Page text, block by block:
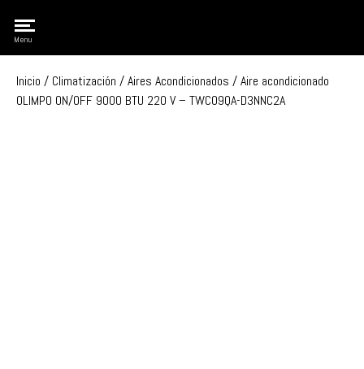
Menu
Inicio / Climatización /Aires Acondicionados / Aire acondicionado
OLIMPO ON/OFF 9000 BTU 220 V – TWC09QA-D3NNC2A